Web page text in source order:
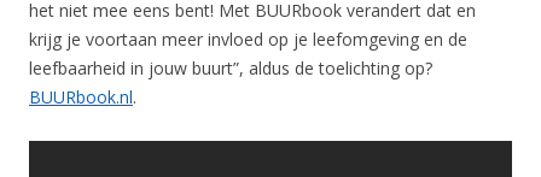
het niet mee eens bent! Met BUURbook verandert dat en
krijg je voortaan meer invloed op je leefomgeving en de
leefbaarheid in jouw buurt”, aldus de toelichting op?
BUURbook.nl.